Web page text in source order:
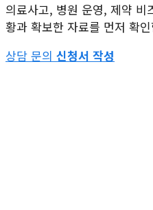
의료사고, 병원 운영, 제약
황과 확보한 자료를 먼저 확
상담 문의 신청서 작성